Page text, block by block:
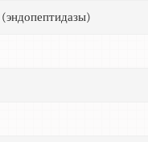
(эндопептидазы)